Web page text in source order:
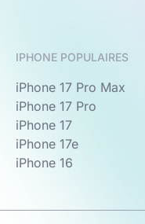
IPHONE POPULAIRES
iPhone 17 Pro Max
iPhone 17 Pro
iPhone 17
iPhone 17e
iPhone 16